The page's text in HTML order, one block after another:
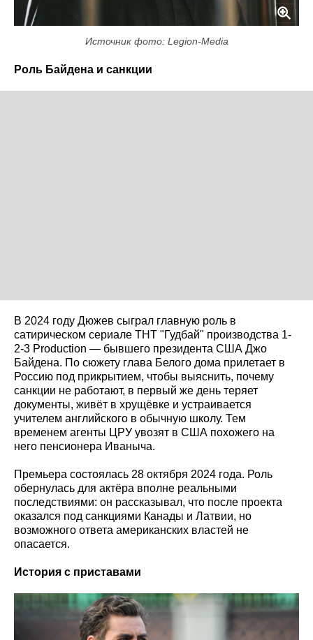
Источник фото: Legion-Media
Роль Байдена и санкции
В 2024 году Дюжев сыграл главную роль в
сатирическом сериале ТНТ "Гудбай" производства 1-
2-3 Production — бывшего президента США Джо
Байдена. По сюжету глава Белого дома прилетает в
Россию под прикрытием, чтобы выяснить, почему
санкции не работают, в первый же день теряет
документы, живёт в хрущёвке и устраивается
учителем английского в обычную школу. Тем
временем агенты ЦРУ увозят в США похожего на
него пенсионера Иваныча.
Премьера состоялась 28 октября 2024 года. Роль
обернулась для актёра вполне реальными
последствиями: он рассказывал, что после проекта
оказался под санкциями Канады и Латвии, но
возможного ответа американских властей не
опасается.
История с приставами